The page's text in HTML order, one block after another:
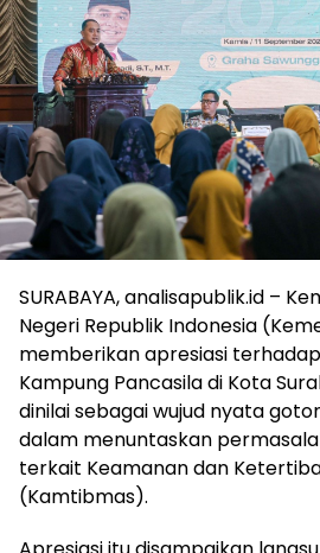
SURABAYA, analisapublik.id –
Negeri Republik Indonesia
memberikan apresiasi
Kampung Pancasila di Kota
dinilai sebagai wujud nyata
dalam menuntaskan
terkait Keamanan dan
(Kamtibmas).